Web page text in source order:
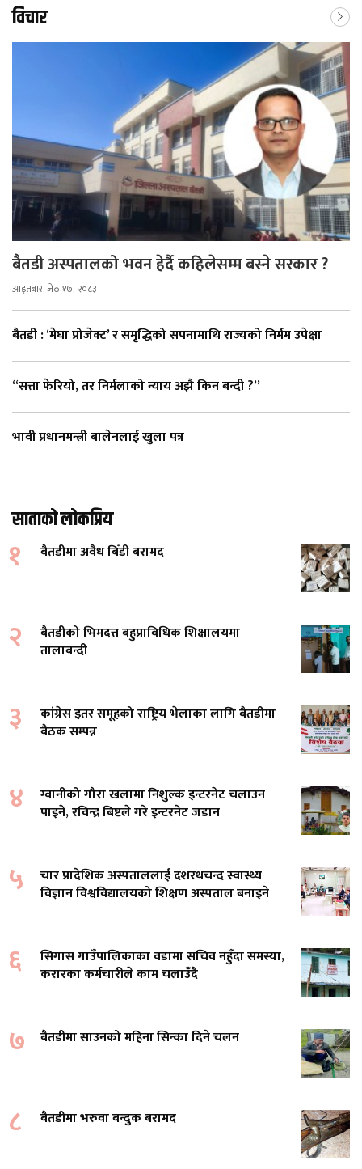
विचार
बैतडी अस्पतालको भवन हेर्दै कहिलेसम्म बस्ने सरकार ?
आइतबार, जेठ १७, २०८३
बैतडी : ‘मेघा प्रोजेक्ट’ र समृद्धिको सपनामाथि राज्यको निर्मम उपेक्षा
“सत्ता फेरियो, तर निर्मलाको न्याय अझै किन बन्दी ?”
भावी प्रधानमन्त्री बालेनलाई खुला पत्र
साताको लोकप्रिय
१ बैतडीमा अवैध बिँडी बरामद
२
बैतडीको भिमदत्त बहुप्राविधिक शिक्षालयमा
तालाबन्दी
३
कांग्रेस इतर समूहको राष्ट्रिय भेलाका लागि बैतडीमा
बैठक सम्पन्न
४
ग्वानीको गौरा खलामा निशुल्क इन्टरनेट चलाउन
पाइने, रविन्द्र बिष्टले गरे इन्टरनेट जडान
५
चार प्रादेशिक अस्पताललाई दशरथचन्द स्वास्थ्य
विज्ञान विश्वविद्यालयको शिक्षण अस्पताल बनाइने
६
सिगास गाउँपालिकाका वडामा सचिव नहुँदा समस्या,
करारका कर्मचारीले काम चलाउँदै
७ बैतडीमा साउनको महिना सिन्का दिने चलन
८ बैतडीमा भरुवा बन्दुक बरामद